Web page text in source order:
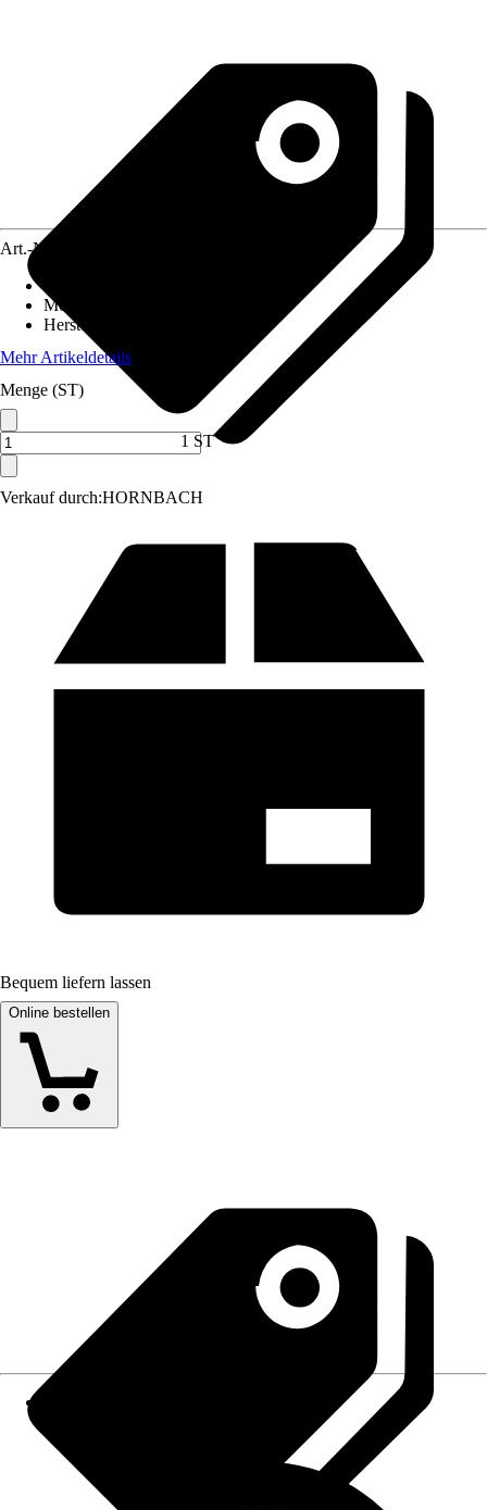
Verkauf durch:HORNBACH
Art.-Nr.
Montageart
Herstellerartikelnummer
Mehr Artikeldetails
Menge (ST)
1 ST
Bequem liefern lassen
Online bestellen